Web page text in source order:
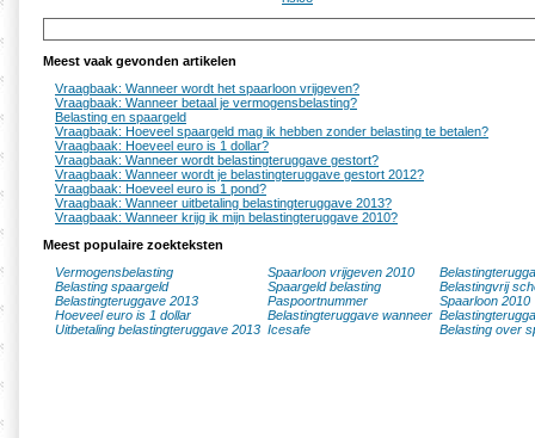
Meest vaak gevonden artikelen
Vraagbaak: Wanneer wordt het spaarloon vrijgeven?
Vraagbaak: Wanneer betaal je vermogensbelasting?
Belasting en spaargeld
Vraagbaak: Hoeveel spaargeld mag ik hebben zonder belasting te betalen?
Vraagbaak: Hoeveel euro is 1 dollar?
Vraagbaak: Wanneer wordt belastingteruggave gestort?
Vraagbaak: Wanneer wordt je belastingteruggave gestort 2012?
Vraagbaak: Hoeveel euro is 1 pond?
Vraagbaak: Wanneer uitbetaling belastingteruggave 2013?
Vraagbaak: Wanneer krijg ik mijn belastingteruggave 2010?
Meest populaire zoekteksten
Vermogensbelasting
Spaarloon vrijgeven 2010
Belasting spaargeld
Spaargeld belasting
Belastingvrij
Belastingteruggave 2013
Paspoortnummer
Spaarloon 2010
Hoeveel euro is 1 dollar
Belastingteruggave wanneer
Uitbetaling belastingteruggave 2013 Icesafe Belasting over